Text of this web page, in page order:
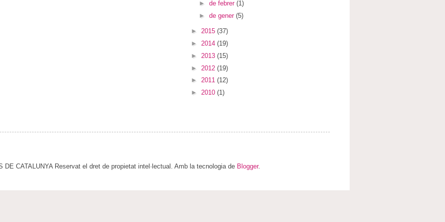
► de febrer (1)
► de gener (5)
► 2015 (37)
► 2014 (19)
► 2013 (15)
► 2012 (19)
► 2011 (12)
► 2010 (1)
DE CATALUNYA Reservat el dret de propietat intel·lectual. Amb la tecnologia de Blogger.